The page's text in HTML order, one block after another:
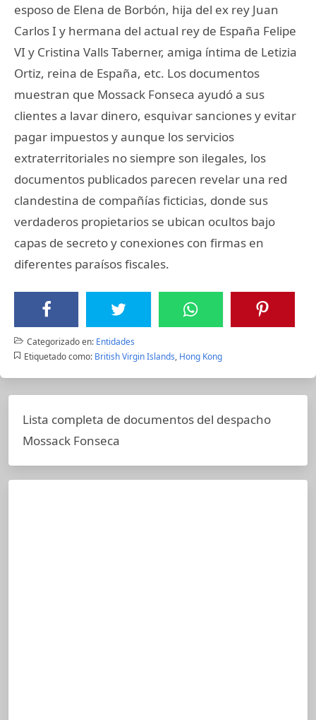
esposo de Elena de Borbón, hija del ex rey Juan
Carlos I y hermana del actual rey de España Felipe
VI y Cristina Valls Taberner, amiga íntima de Letizia
Ortiz, reina de España, etc. Los documentos
muestran que Mossack Fonseca ayudó a sus
clientes a lavar dinero, esquivar sanciones y evitar
pagar impuestos y aunque los servicios
extraterritoriales no siempre son ilegales, los
documentos publicados parecen revelar una red
clandestina de compañías ficticias, donde sus
verdaderos propietarios se ubican ocultos bajo
capas de secreto y conexiones con firmas en
diferentes paraísos fiscales.
Categorizado en: Entidades
Etiquetado como: British Virgin Islands, Hong Kong
Lista completa de documentos del despacho
Mossack Fonseca